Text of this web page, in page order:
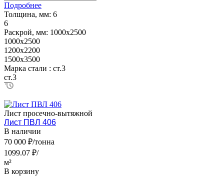
Подробнее
Толщина, мм: 6
6
Раскрой, мм: 1000х2500
1000х2500
1200х2200
1500х3500
Марка стали : ст.3
ст.3
Лист просечно-вытяжной
Лист ПВЛ 406
В наличии
70 000 ₽/тонна
1099.07 ₽/
м²
В корзину